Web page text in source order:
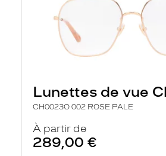
Lunettes de vue
CH0023O 002 ROSE PALE
À partir de
289,00 €